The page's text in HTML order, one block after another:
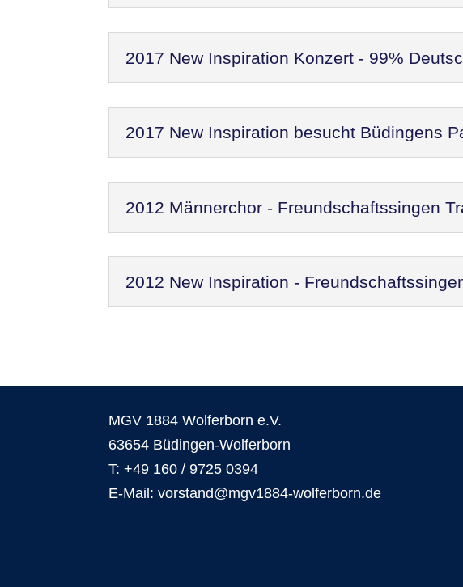
2017 New Inspiration Konzert - 99%
2017 New Inspiration besucht Büdingens
2012 Männerchor - Freundschaftssingen
2012 New Inspiration -
MGV 1884 Wolferborn e.V.
63654 Büdingen-Wolferborn
T: +49 160 / 9725 0394
E-Mail: vorstand@mgv1884-wolferborn.de